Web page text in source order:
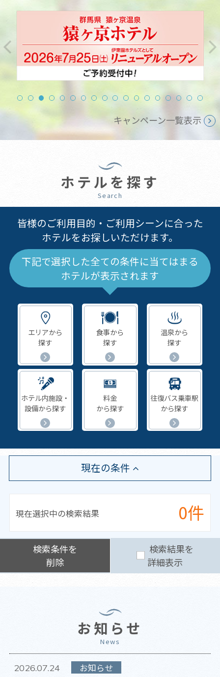
キャンペーン一覧表示
ホテルを探す
Search
皆様のご利用目的・ご利用シーンに合った
ホテルをお探しいただけます。
下記で選択した全ての条件に当てはまる
ホテルが表示されます
エリアから
探す
食事から
探す
温泉から
探す
ホテル内施設・
設備から探す
料金
から探す
往復バス乗車駅
から探す
現在の条件
現在選択中の検索結果 0件
検索条件を
削除
検索結果を
詳細表示
お知らせ
News
2026.07.24 お知らせ